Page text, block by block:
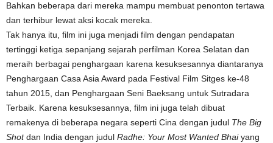
Bahkan beberapa dari mereka mampu membuat penonton tertawa
dan terhibur lewat aksi kocak mereka.
Tak hanya itu, film ini juga menjadi film dengan pendapatan
tertinggi ketiga sepanjang sejarah perfilman Korea Selatan dan
meraih berbagai penghargaan karena kesuksesannya diantaranya
Penghargaan Casa Asia Award pada Festival Film Sitges ke-48
tahun 2015, dan Penghargaan Seni Baeksang untuk Sutradara
Terbaik. Karena kesuksesannya, film ini juga telah dibuat
remakenya di beberapa negara seperti Cina dengan judul The Big
Shotdan India dengan judul Radhe: Your Most Wanted Bhaiyang